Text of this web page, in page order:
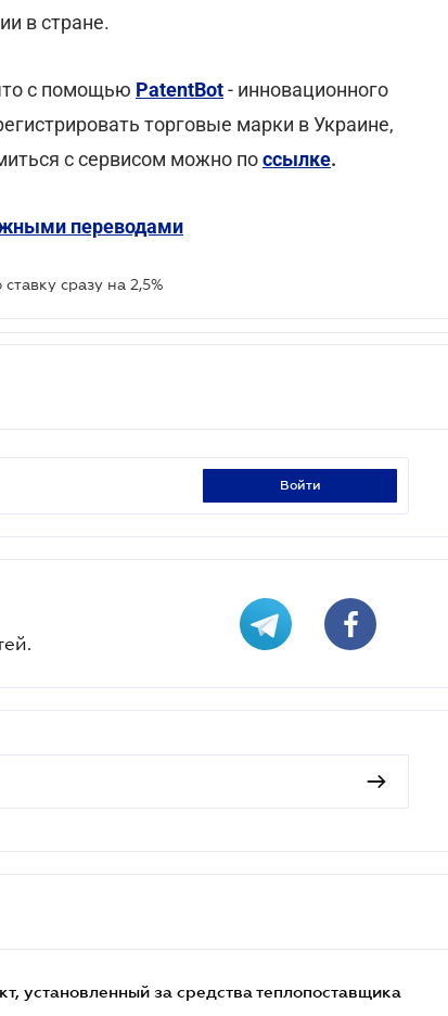
в стране.
с помощью PatentBot- инновационного
торговые марки в Украине,
с сервисом можно поссылке.
переводами
сразу на 2,5%
войти
установленный за средства теплопоставщика